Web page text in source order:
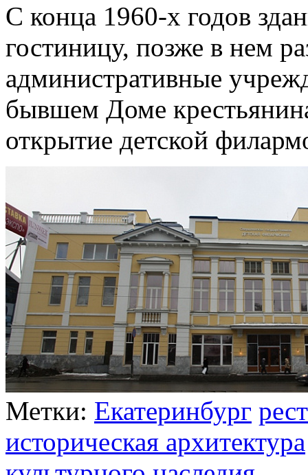
С конца 1960-х годов
гостиницу, позже в нем
административные
бывшем Доме
открытие детской
Метки: Екатеринбург
историческая архитектура